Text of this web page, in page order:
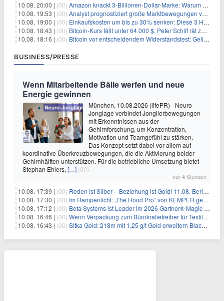
10.08. 20:00 | (00) Amazon knackt 3-Billionen-Dollar-Marke: Warum Anleger jetzt nachkaufen
10.08. 19:53 | (00) Analyst prognostiziert große Marktbewegungen vor Q4 in ruhigem Kryptomarkt
10.08. 19:00 | (00) Einkaufskosten um bis zu 30% senken: Diese 3 Hebel funktionieren wirklich
10.08. 18:43 | (00) Bitcoin-Kurs fällt unter 64.000 $, Peter Schiff rät zum Verkauf
10.08. 18:16 | (00) Bitcoin vor entscheidendem Widerstandstest: Gelingt der Durchbruch?
BUSINESS/PRESSE
Wenn Mitarbeitende Bälle werfen und neue
Energie gewinnen
München, 10.08.2026 (lifePR) - Neuro-
Jonglage verbindet Jonglierbewegungen
mit Erkenntnissen aus der
Gehirnforschung, um Konzentration,
Motivation und Teamgefühl zu stärken.
Das Konzept setzt dabei vor allem auf
koordinative Überkreuzbewegungen, die die Aktivierung beider
Gehirnhälften unterstützen. Für die betriebliche Umsetzung bietet
Stephan Ehlers, […] (00)
vor 4 Stunden
10.08. 17:39 | (00) Reden ist Silber – Beziehung ist Gold! 11.08. Berlin – 18:30 Uhr
10.08. 17:30 | (00) Im Rampenlicht: „The Hood Pro“ von KEMPER gewinnt den Red Dot Design Award 2026
10.08. 17:12 | (00) Beta Systems ist Leader im 2026 Gartner® Magic Quadrant™ für Service Orchestration and Automation Platforms (SOAP)
10.08. 16:46 | (00) Wenn Verpackung zum Bürokratietreiber für Textilunternehmen wird
10.08. 16:43 | (00) Sitka Gold: 218m mit 1,25 g/t Gold erweitern Blackjack massiv